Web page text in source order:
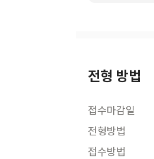
전형 방법
접수마감일
전형방법
접수방법